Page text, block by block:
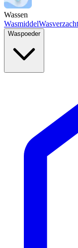
Wassen
Wasmiddel
Waspoeder